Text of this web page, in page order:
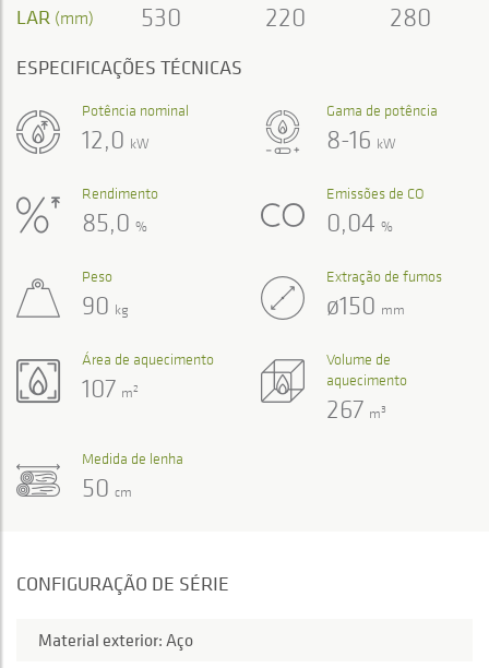
LAR (mm) 530 220 280
ESPECIFICAÇÕES TÉCNICAS
Gama de potência
8-16 kW
Potência nominal
12,0 kW
Rendimento
85,0 %
Emissões de CO
0,04 %
Volume de
aquecimento
267 m3
Área de aquecimento
107 m2
Peso
90 kg
Extração de fumos
ø150 mm
Medida de lenha
50 cm
CONFIGURAÇÃO DE SÉRIE
Material exterior: Aço